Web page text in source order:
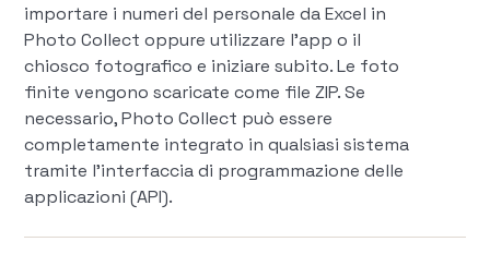
importare i numeri del personale da Excel in
Photo Collect oppure utilizzare l'app o il
chiosco fotografico e iniziare subito. Le foto
finite vengono scaricate come file ZIP. Se
necessario, Photo Collect può essere
completamente integrato in qualsiasi sistema
tramite l'interfaccia di programmazione delle
applicazioni (API).